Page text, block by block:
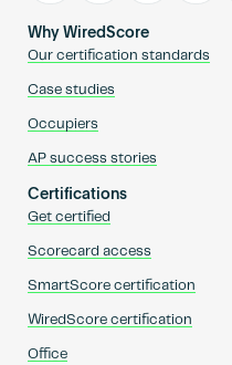
Why WiredScore
Our certification standards
Case studies
Occupiers
AP success stories
Certifications
Get certified
Scorecard access
SmartScore certification
WiredScore certification
Office